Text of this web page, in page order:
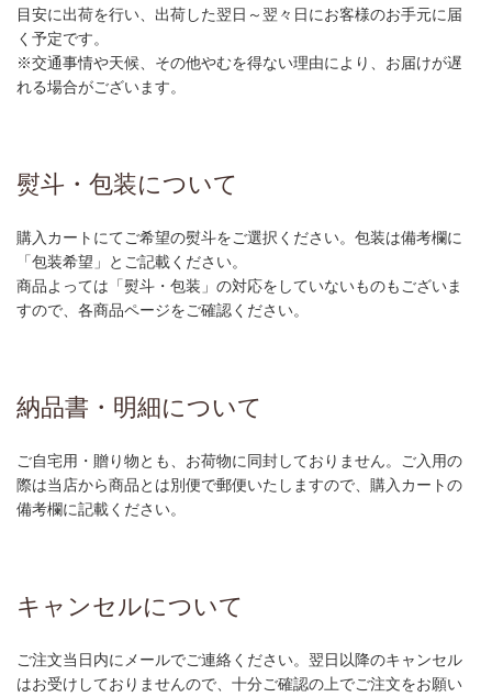
目安に出荷を行い、出荷した翌日～翌々日にお客様のお手元に届
く予定です。
※交通事情や天候、その他やむを得ない理由により、お届けが遅
れる場合がございます。
熨斗・包装について
購入カートにてご希望の熨斗をご選択ください。包装は備考欄に
「包装希望」とご記載ください。
商品よっては「熨斗・包装」の対応をしていないものもございま
すので、各商品ページをご確認ください。
納品書・明細について
ご自宅用・贈り物とも、お荷物に同封しておりません。ご入用の
際は当店から商品とは別便で郵便いたしますので、購入カートの
備考欄に記載ください。
キャンセルについて
ご注文当日内にメールでご連絡ください。翌日以降のキャンセル
はお受けしておりませんので、十分ご確認の上でご注文をお願い